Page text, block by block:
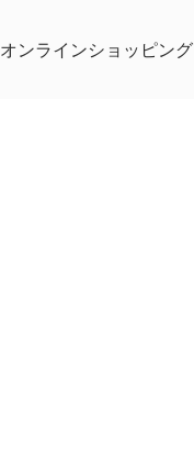
オンラインショッピング